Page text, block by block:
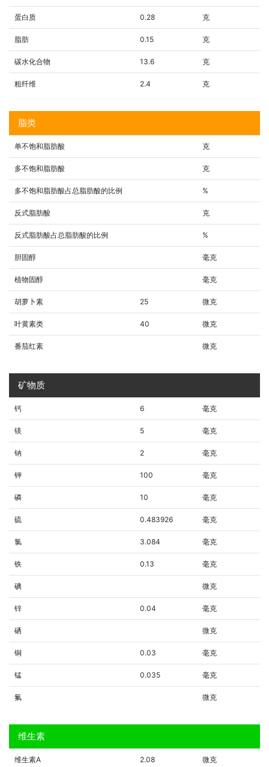
蛋白质 0.28 克
脂肪 0.15 克
碳水化合物 13.6 克
粗纤维 2.4 克
脂类
单不饱和脂肪酸 克
多不饱和脂肪酸 克
多不饱和脂肪酸占总脂肪酸的比例 %
反式脂肪酸 克
反式脂肪酸占总脂肪酸的比例 %
胆固醇 毫克
植物固醇 毫克
胡萝卜素 25 微克
叶黄素类 40 微克
番茄红素 微克
矿物质
钙 6 毫克
镁 5 毫克
钠 2 毫克
钾 100 毫克
磷 10 毫克
硫 0.483926 毫克
氯 3.084 毫克
铁 0.13 毫克
碘 微克
锌 0.04 毫克
硒 微克
铜 0.03 毫克
锰 0.035 毫克
氟 微克
维生素
维生素A 2.08 微克